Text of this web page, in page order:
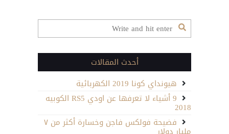
أحدث المقالات
هيونداي كونا 2019 الكهربائية
9 أشياء لا تعرفها عن اودي RS5 الكوبيه
2018
فضيحة فولكس فاجن وخسارة أكثر من ٧